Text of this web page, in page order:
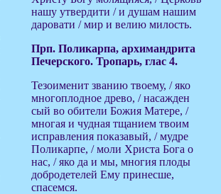
нашу утвердити / и душам нашим
даровати / мир и велию милость.
Прп. Поликарпа, архимандрита
Печерского. Тропарь, глас 4.
Тезоименит званию твоему, / яко
многоплодное древо, / насажден
сый во обители Божия Матере, /
многая и чудная тщанием твоим
исправления показавый, / мудре
Поликарпе, / моли Христа Бога о
нас, / яко да и мы, многия плоды
добродетелей Ему принесше,
спасемся.